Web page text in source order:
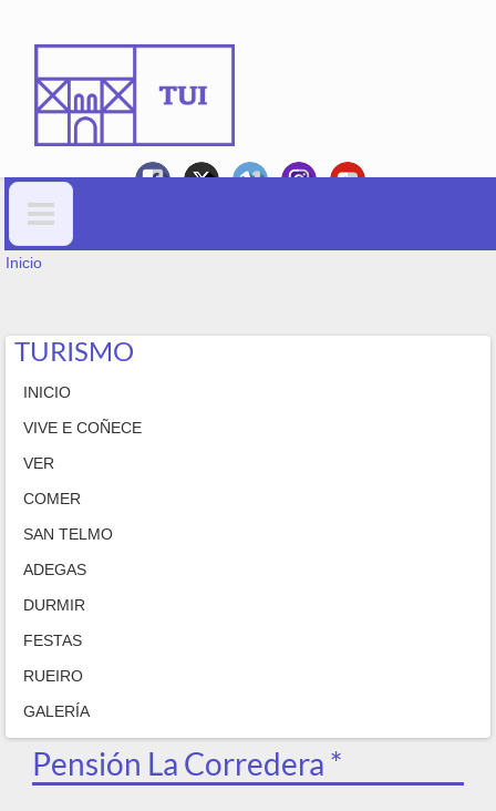
Formulario de busca
VOSTEDE ESTÁ AQUÍ
Inicio
TURISMO
INICIO
VIVE E COÑECE
VER
COMER
SAN TELMO
ADEGAS
DURMIR
FESTAS
RUEIRO
GALERÍA
Pensión La Corredera *